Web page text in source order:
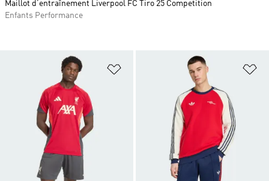
Ajouter à la Liste de produits
Maillot d’entraînement Liverpool FC Tiro 25 Competition
Enfants Performance